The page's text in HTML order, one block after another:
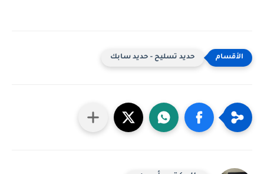
حديد تسليح - حديد سابك